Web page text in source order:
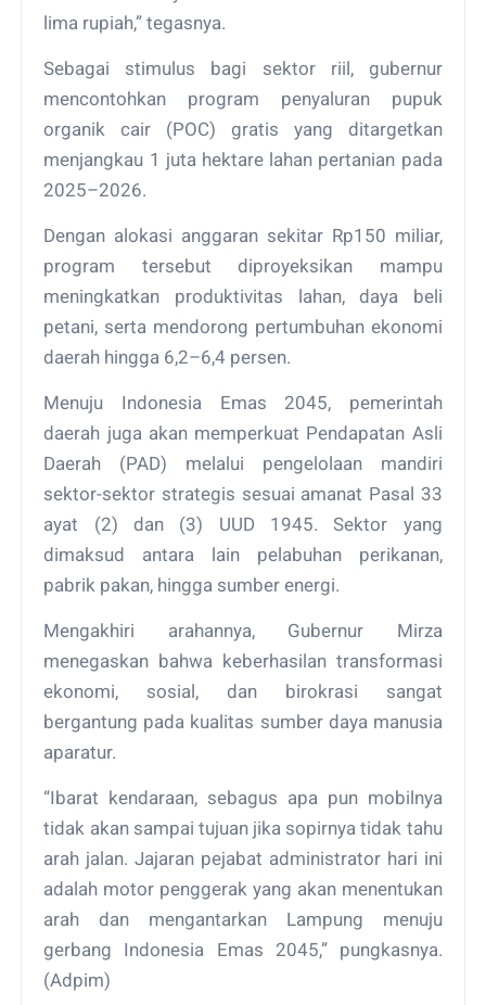
lima rupiah,” tegasnya.
Sebagai stimulus bagi sektor riil, gubernur
mencontohkan program penyaluran pupuk
organik cair (POC) gratis yang ditargetkan
menjangkau 1 juta hektare lahan pertanian pada
2025–2026.
Dengan alokasi anggaran sekitar Rp150 miliar,
program tersebut diproyeksikan mampu
meningkatkan produktivitas lahan, daya beli
petani, serta mendorong pertumbuhan ekonomi
daerah hingga 6,2–6,4 persen.
Menuju Indonesia Emas 2045, pemerintah
daerah juga akan memperkuat Pendapatan Asli
Daerah (PAD) melalui pengelolaan mandiri
sektor-sektor strategis sesuai amanat Pasal 33
ayat (2) dan (3) UUD 1945. Sektor yang
dimaksud antara lain pelabuhan perikanan,
pabrik pakan, hingga sumber energi.
Mengakhiri arahannya, Gubernur Mirza
menegaskan bahwa keberhasilan transformasi
ekonomi, sosial, dan birokrasi sangat
bergantung pada kualitas sumber daya manusia
aparatur.
“Ibarat kendaraan, sebagus apa pun mobilnya
tidak akan sampai tujuan jika sopirnya tidak tahu
arah jalan. Jajaran pejabat administrator hari ini
adalah motor penggerak yang akan menentukan
arah dan mengantarkan Lampung menuju
gerbang Indonesia Emas 2045,” pungkasnya.
(Adpim)